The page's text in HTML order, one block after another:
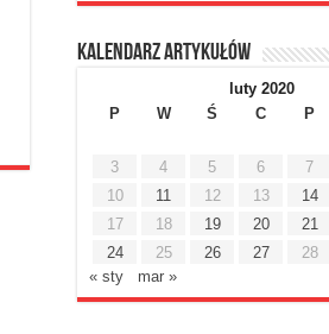
Kalendarz artykułów
luty 2020
P
W Ś C P
3
4 5 6 7
10
11 12 13 14
17
18 19 20 21
24
25 26 27 28
« sty
mar »